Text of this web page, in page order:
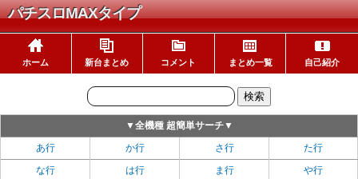
パチスロMAXタイプ
ホーム 新台まとめ コメント まとめ一覧 自己紹介
▼全機種 超簡単サーチ▼
あ行
か行 さ行
た行
な行
は行 ま行
や行